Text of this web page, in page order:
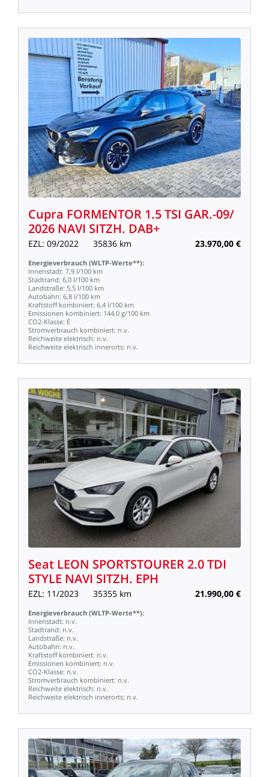
Cupra FORMENTOR 1.5TSI GAR.-09/
2026 NAVI SITZH. DAB+
EZL: 09/2022 35836 km 23.970,00 €
Energieverbrauch (WLTP-Werte**):
Innenstadt: 7,9 l/100 km
Stadtrand: 6,0 l/100 km
Landstraße: 5,5 l/100 km
Autobahn: 6,8 l/100 km
Kraftstoff kombiniert: 6,4 l/100 km
Emissionen kombiniert: 144,0 g/100 km
CO2-Klasse: E
Stromverbrauch kombiniert: n.v.
Reichweite elektrisch: n.v.
Reichweite elektrisch innerorts: n.v.
Seat LEON SPORTSTOURER2.0TDI
STYLE NAVI SITZH. EPH
EZL: 11/2023 35355 km 21.990,00 €
Energieverbrauch (WLTP-Werte**):
Innenstadt: n.v.
Stadtrand: n.v.
Landstraße: n.v.
Autobahn: n.v.
Kraftstoff kombiniert: n.v.
Emissionen kombiniert: n.v.
CO2-Klasse: n.v.
Stromverbrauch kombiniert: n.v.
Reichweite elektrisch: n.v.
Reichweite elektrisch innerorts: n.v.